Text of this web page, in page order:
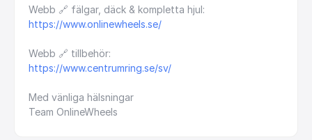
Webb 🔗 fälgar, däck & kompletta hjul:
https://www.onlinewheels.se/
Webb 🔗 tillbehör:
https://www.centrumring.se/sv/
Med vänliga hälsningar
Team OnlineWheels